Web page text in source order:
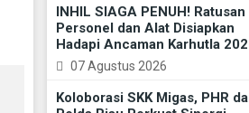
INHIL SIAGA PENUH! Ratusan
Personel dan Alat Disiapkan
Hadapi Ancaman Karhutla
07 Agustus 2026
Koloborasi SKK Migas, PHR